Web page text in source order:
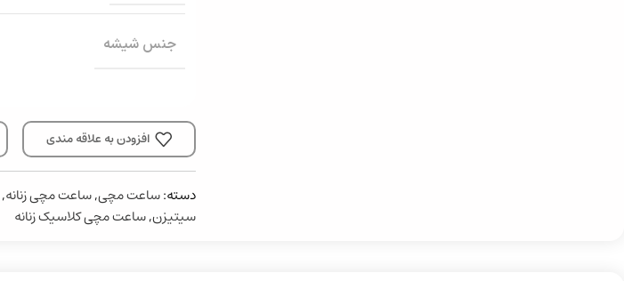
جنس شیشه
افزودن به علاقه مندی
دسته:ساعت مچی,ساعت مچی زنانه,
سیتیزن,ساعت مچی کلاسیک زنانه